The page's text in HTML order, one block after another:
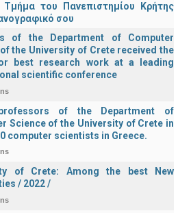
Τμήμα του Πανεπιστημίου Κρήτης
σου
of the Department of Computer
the University of Crete received the
best research work at a leading
scientific conference
of the Department of
Science of the University of Crete in
computer scientists in Greece.
of Crete: Among the best New
/ 2022 /